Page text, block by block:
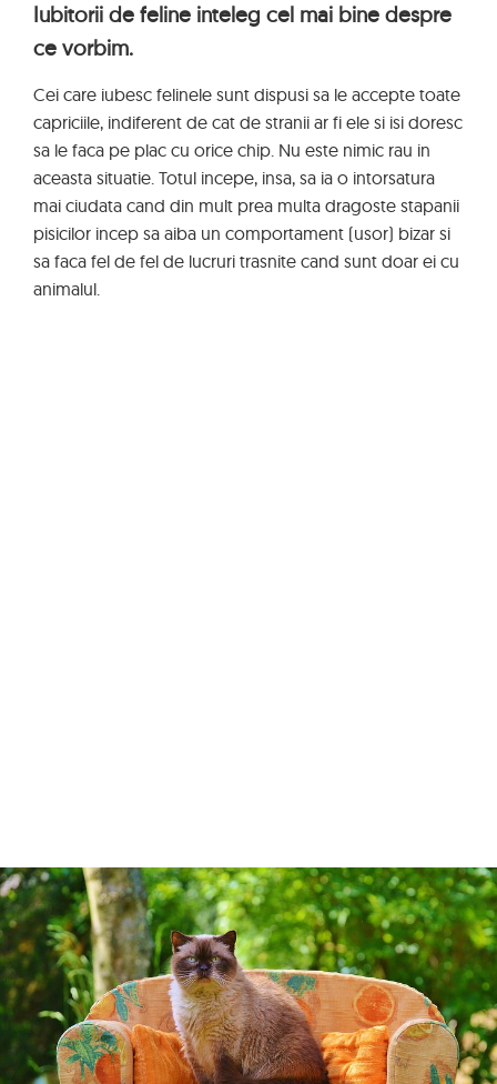
Iubitorii de feline inteleg cel mai bine despre
ce vorbim.
Cei care iubesc felinele sunt dispusi sa le accepte toate
capriciile, indiferent de cat de stranii ar fi ele si isi doresc
sa le faca pe plac cu orice chip. Nu este nimic rau in
aceasta situatie. Totul incepe, insa, sa ia o intorsatura
mai ciudata cand din mult prea multa dragoste stapanii
pisicilor incep sa aiba un comportament (usor) bizar si
sa faca fel de fel de lucruri trasnite cand sunt doar ei cu
animalul.